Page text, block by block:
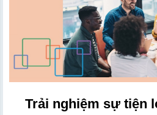
Trải nghiệm sự tiện